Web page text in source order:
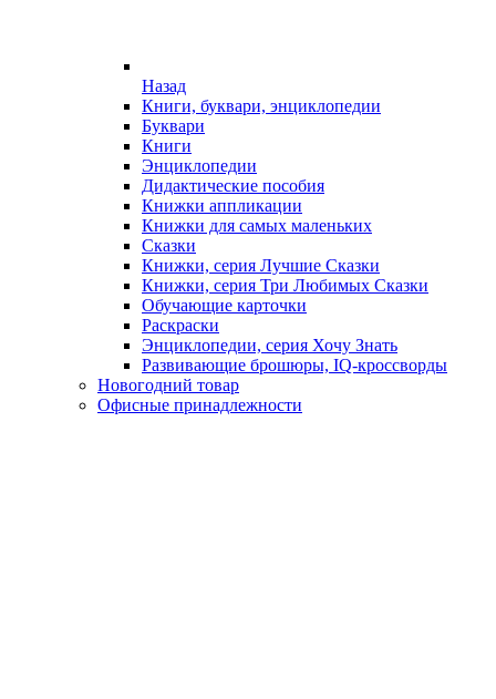
Назад
Книги, буквари, энциклопедии
Буквари
Книги
Энциклопедии
Дидактические пособия
Книжки аппликации
Книжки для самых маленьких
Сказки
Книжки, серия Лучшие Сказки
Книжки, серия Три Любимых Сказки
Обучающие карточки
Раскраски
Энциклопедии, серия Хочу Знать
Развивающие брошюры, IQ-кроссворды
Новогодний товар
Офисные принадлежности